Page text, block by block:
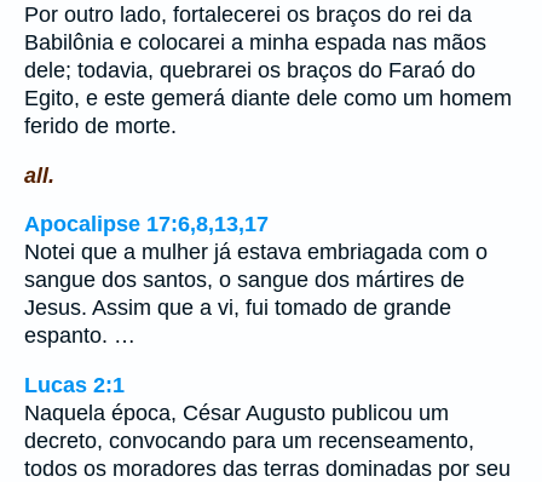
Por outro lado, fortalecerei os braços do rei da
Babilônia e colocarei a minha espada nas mãos
dele; todavia, quebrarei os braços do Faraó do
Egito, e este gemerá diante dele como um homem
ferido de morte.
all.
Apocalipse 17:6,8,13,17
Notei que a mulher já estava embriagada com o
sangue dos santos, o sangue dos mártires de
Jesus. Assim que a vi, fui tomado de grande
espanto. …
Lucas 2:1
Naquela época, César Augusto publicou um
decreto, convocando para um recenseamento,
todos os moradores das terras dominadas por seu